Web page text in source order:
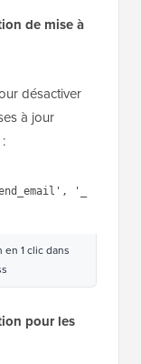
désactiver
à jour